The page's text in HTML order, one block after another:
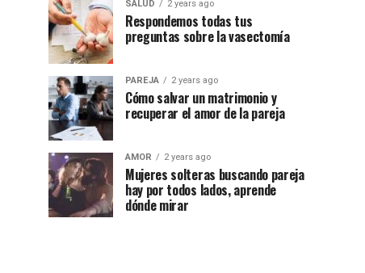
SALUD 2 years ago
Respondemos todas tus
preguntas sobre la vasectomía
PAREJA 2 years ago
Cómo salvar un matrimonio y
recuperar el amor de la pareja
AMOR 2 years ago
Mujeres solteras buscando pareja
hay por todos lados, aprende
dónde mirar